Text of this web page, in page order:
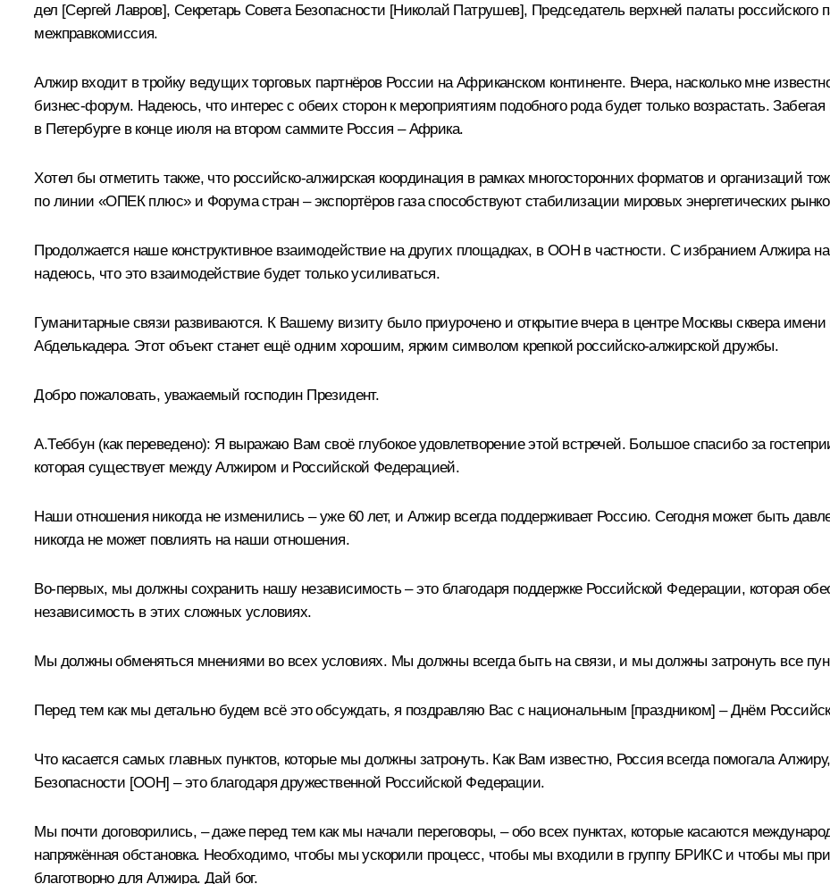
дел [Сергей Лавров], Секретарь Совета Безопасности [Николай Патрушев], Председатель верхней палаты российского
межправкомиссия.
Алжир входит в тройку ведущих торговых партнёров России на Африканском континенте. Вчера, насколько мне
бизнес-форум. Надеюсь, что интерес с обеих сторон к мероприятиям подобного рода будет только возрастать.
в Петербурге в конце июля на втором саммите Россия – Африка.
Хотел бы отметить также, что российско-алжирская координация в рамках многосторонних форматов и организаций
по линии «ОПЕК плюс» и Форума стран – экспортёров газа способствуют стабилизации мировых энергетических
Продолжается наше конструктивное взаимодействие на других площадках, в ООН в частности. С избранием Алжира
надеюсь, что это взаимодействие будет только усиливаться.
Гуманитарные связи развиваются. К Вашему визиту было приурочено и открытие вчера в центре Москвы сквера
Абделькадера. Этот объект станет ещё одним хорошим, ярким символом крепкой российско-алжирской дружбы.
Добро пожаловать, уважаемый господин Президент.
А.Теббун (как переведено): Я выражаю Вам своё глубокое удовлетворение этой встречей. Большое спасибо за
которая существует между Алжиром и Российской Федерацией.
Наши отношения никогда не изменились – уже 60 лет, и Алжир всегда поддерживает Россию. Сегодня может быть
никогда не может повлиять на наши отношения.
Во-первых, мы должны сохранить нашу независимость – это благодаря поддержке Российской Федерации, которая
независимость в этих сложных условиях.
Мы должны обменяться мнениями во всех условиях. Мы должны всегда быть на связи, и мы должны затронуть все
Перед тем как мы детально будем всё это обсуждать, я поздравляю Вас с национальным [праздником] – Днём
Что касается самых главных пунктов, которые мы должны затронуть. Как Вам известно, Россия всегда помогала
Безопасности [ООН] – это благодаря дружественной Российской Федерации.
Мы почти договорились, – даже перед тем как мы начали переговоры, – обо всех пунктах, которые касаются
напряжённая обстановка. Необходимо, чтобы мы ускорили процесс, чтобы мы входили в группу БРИКС и чтобы мы
благотворно для Алжира. Дай бог.